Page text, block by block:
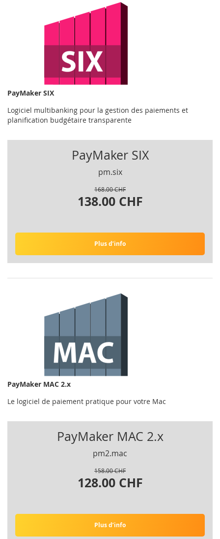
PayMaker SIX
Logiciel multibanking pour la gestion des paiements et
planification budgétaire transparente
PayMaker SIX
pm.six
168.00 CHF
138.00 CHF
Plus d’info
PayMaker MAC 2.x
Le logiciel de paiement pratique pour votre Mac
PayMaker MAC 2.x
pm2.mac
158.00 CHF
128.00 CHF
Plus d’info